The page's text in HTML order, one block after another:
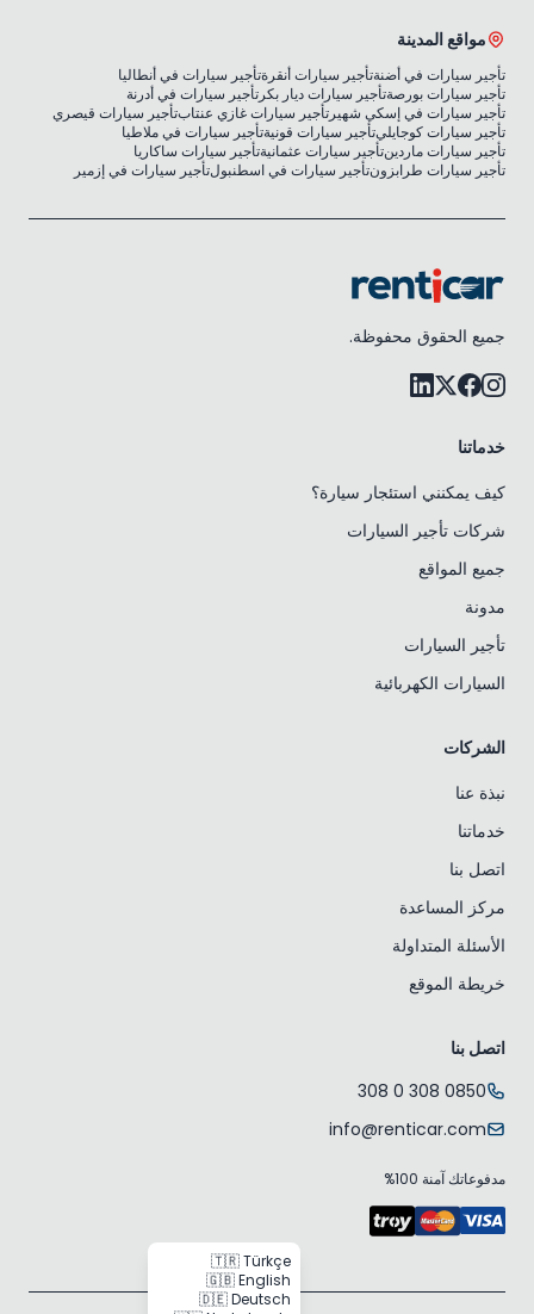
مواقع المدينة
تأجير سيارات في أضنةتأجير سيارات أنقرةتأجير سيارات في أنطاليا
تأجير سيارات بورصةتأجير سيارات ديار بكرتأجير سيارات في أدرنة
تأجير سيارات في إسكي شهيرتأجير سيارات غازي عنتابتأجير سيارات قيصري
تأجير سيارات كوجايليتأجير سيارات قونيةتأجير سيارات في ملاطيا
تأجير سيارات ماردينتأجير سيارات عثمانيةتأجير سيارات ساكاريا
تأجير سيارات طرابزونتأجير سيارات في اسطنبولتأجير سيارات في إزمير
جميع الحقوق محفوظة.
خدماتنا
كيف يمكنني استئجار سيارة؟
شركات تأجير السيارات
جميع المواقع
مدونة
تأجير السيارات
السيارات الكهربائية
الشركات
نبذة عنا
خدماتنا
اتصل بنا
مركز المساعدة
الأسئلة المتداولة
خريطة الموقع
اتصل بنا
0850 308 0 308
info@renticar.com
مدفوعاتك آمنة 100%
🇹🇷 Türkçe
🇬🇧 English
🇩🇪 Deutsch